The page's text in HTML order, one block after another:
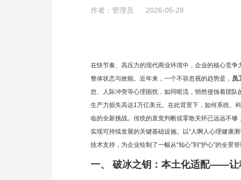
员工生涯规划 360°在线评估
人才测评工具 AI招聘测评工具
作者：管理员 2026-05-28
在快节奏、高压力的现代商业环境中，企业的核心竞
整体状态与效能。近年来，一个不容忽视的趋势是， 员
怠、人际冲突等心理困扰，如同暗流，悄然侵蚀着团
生产力损失高达1万亿美元。在此背景下，如何系统、
临的全新挑战。传统的直觉判断或零散关怀已远远不
实现可持续发展的关键基础设施。以“人啊人心理健康
技术支持，为企业绘制了一幅从“知心”到“护心”的全景管
一、 破冰之钥：本土化适配——让